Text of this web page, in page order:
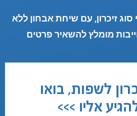
זיכרון, עם שיחת אבחון ללא
מומלץ להשאיר פרטים
לשפות, בואו
אליו >>>